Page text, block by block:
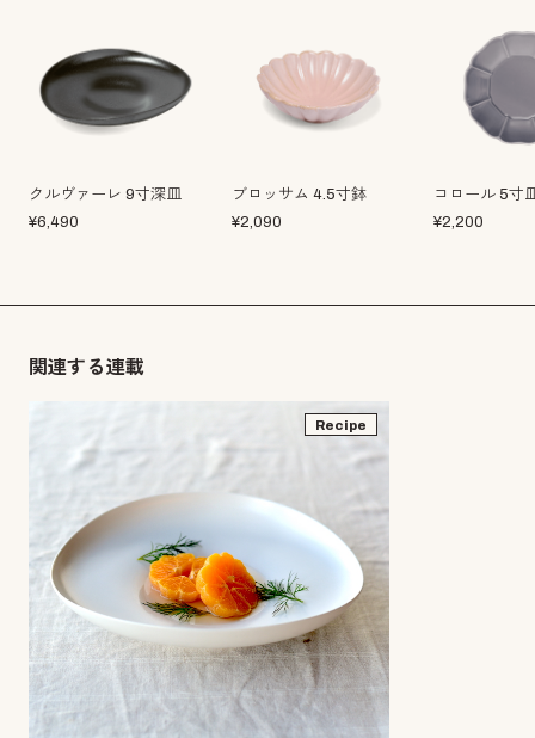
クルヴァーレ 9寸深皿
¥6,490
ブロッサム 4.5寸鉢
¥2,090
コロール 5寸
¥2,200
関連する連載
Recipe